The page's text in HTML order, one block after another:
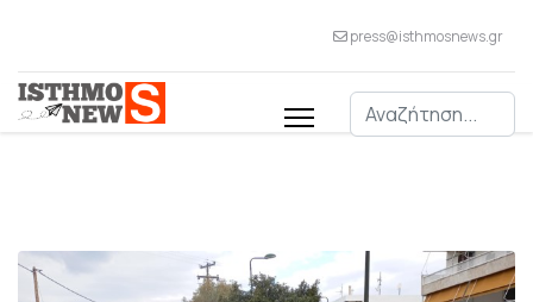
press@isthmosnews.gr
Αναζήτηση